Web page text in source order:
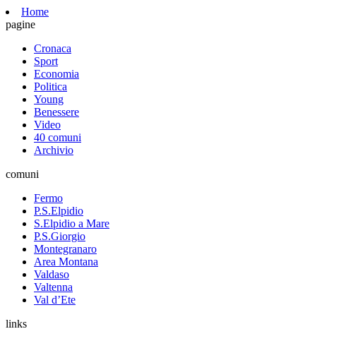
Home
pagine
Cronaca
Sport
Economia
Politica
Young
Benessere
Video
40 comuni
Archivio
comuni
Fermo
P.S.Elpidio
S.Elpidio a Mare
P.S.Giorgio
Montegranaro
Area Montana
Valdaso
Valtenna
Val d’Ete
links